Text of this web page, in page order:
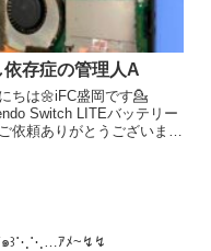
依存症の管理人A
ちは🌼iFC盛岡です💁
Switch LITEバッテリー
依頼ありがとうございます
๑꒱⋱⋱…ｱﾒ~↯↯